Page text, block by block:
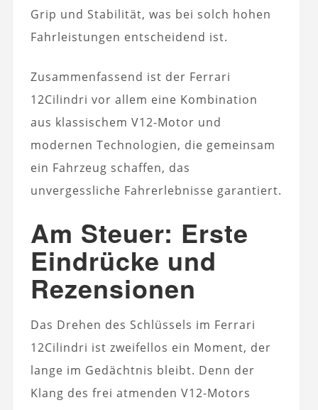
Grip und Stabilität, was bei solch hohen
Fahrleistungen entscheidend ist.
Zusammenfassend ist der Ferrari
12Cilindri vor allem eine Kombination
aus klassischem V12-Motor und
modernen Technologien, die gemeinsam
ein Fahrzeug schaffen, das
unvergessliche Fahrerlebnisse garantiert.
Am Steuer: Erste
Eindrücke und
Rezensionen
Das Drehen des Schlüssels im Ferrari
12Cilindri ist zweifellos ein Moment, der
lange im Gedächtnis bleibt. Denn der
Klang des frei atmenden V12-Motors